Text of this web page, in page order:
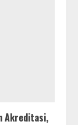
Akreditasi,